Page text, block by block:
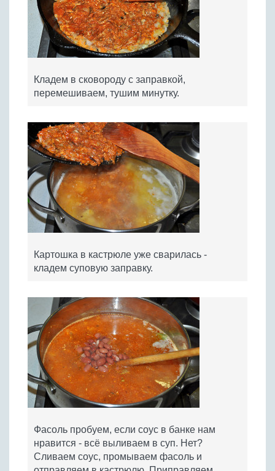
Кладем в сковороду с заправкой,
перемешиваем, тушим минутку.
Картошка в кастрюле уже сварилась -
кладем суповую заправку.
Фасоль пробуем, если соус в банке нам
нравится - всё выливаем в суп. Нет?
Сливаем соус, промываем фасоль и